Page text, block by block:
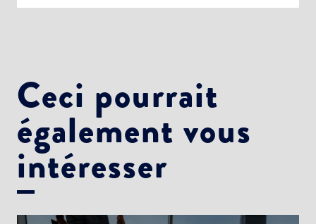
Ceci pourrait
également vous
intéresser